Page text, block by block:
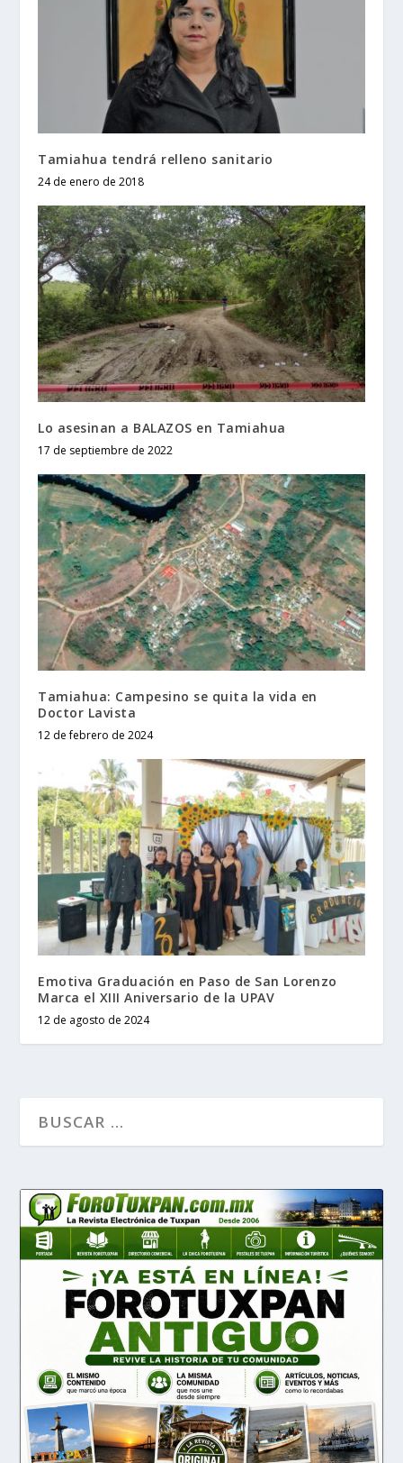
Tamiahua tendrá relleno sanitario
24 de enero de 2018
Lo asesinan a BALAZOS en Tamiahua
17 de septiembre de 2022
Tamiahua: Campesino se quita la vida en
Doctor Lavista
12 de febrero de 2024
Emotiva Graduación en Paso de San Lorenzo
Marca el XIII Aniversario de la UPAV
12 de agosto de 2024